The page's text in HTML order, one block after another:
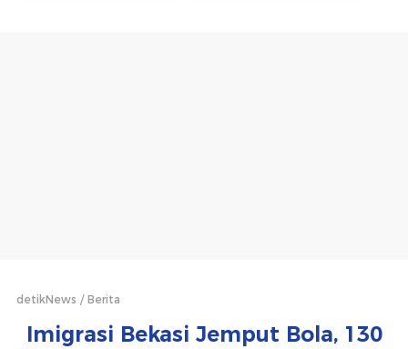
detikNews Berita
Imigrasi Bekasi Jemput Bola, 130